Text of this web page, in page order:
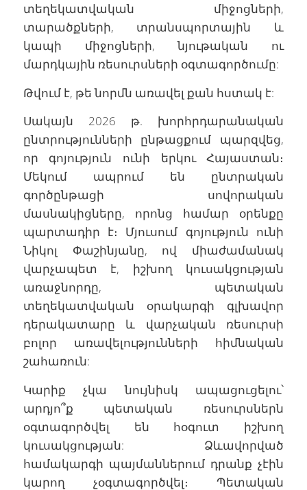
տեղեկատվական միջոցների,
տարածքների, տրանսպորտային և
կապի միջոցների, նյութական ու
մարդկային ռեսուրսների օգտագործումը:
Թվում է, թե նորմն առավել քան հստակ է:
Սակայն 2026 թ. խորհրդարանական
ընտրությունների ընթացքում պարզվեց,
որ գոյություն ունի երկու Հայաստան։
Մեկում ապրում են ընտրական
գործընթացի սովորական
մասնակիցները, որոնց համար օրենքը
պարտադիր է։ Մյուսում գոյություն ունի
Նիկոլ Փաշինյանը, ով միաժամանակ
վարչապետ է, իշխող կուսակցության
առաջնորդը, պետական
տեղեկատվական օրակարգի գլխավոր
դերակատարը և վարչական ռեսուրսի
բոլոր առավելությունների հիմնական
շահառուն:
Կարիք չկա նույնիսկ ապացուցելու՝
արդյո՞ք պետական ռեսուրսներն
օգտագործվել են հօգուտ իշխող
կուսակցության: Ձևավորված
համակարգի պայմաններում դրանք չէին
կարող չօգտագործվել։ Պետական